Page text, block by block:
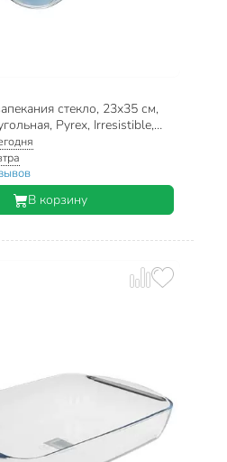
стекло, 23х35 см,
Pyrex, Irresistible,
В корзину